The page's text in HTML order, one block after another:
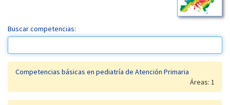
Buscar competencias:
Competencias básicas en pediatría de Atención Primaria
Áreas: 1